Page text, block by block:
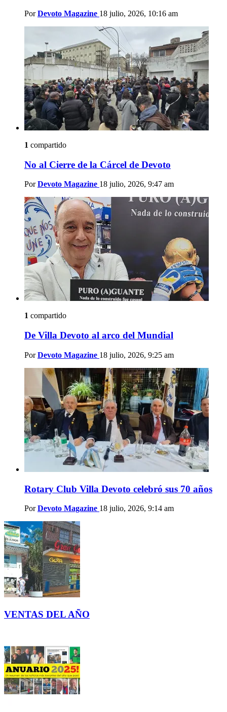
Por Devoto Magazine 18 julio, 2026, 10:16 am
1 compartido
No al Cierre de la Cárcel de Devoto
Por Devoto Magazine 18 julio, 2026, 9:47 am
1 compartido
De Villa Devoto al arco del Mundial
Por Devoto Magazine 18 julio, 2026, 9:25 am
Rotary Club Villa Devoto celebró sus 70 años
Por Devoto Magazine 18 julio, 2026, 9:14 am
VENTAS DEL AÑO